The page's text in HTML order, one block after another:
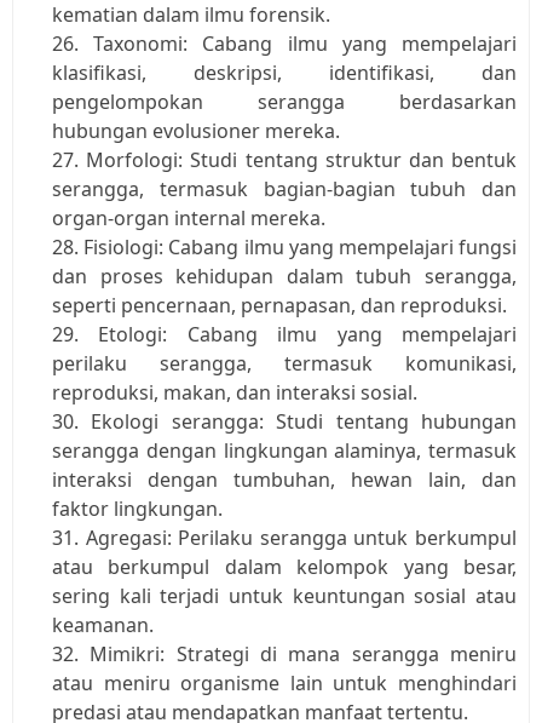
kematian dalam ilmu forensik.
Taxonomi: Cabang ilmu yang mempelajari
klasifikasi, deskripsi, identifikasi, dan
pengelompokan serangga berdasarkan
hubungan evolusioner mereka.
Morfologi: Studi tentang struktur dan bentuk
serangga, termasuk bagian-bagian tubuh dan
organ-organ internal mereka.
Fisiologi: Cabang ilmu yang mempelajari fungsi
dan proses kehidupan dalam tubuh serangga,
seperti pencernaan, pernapasan, dan reproduksi.
Etologi: Cabang ilmu yang mempelajari
perilaku serangga, termasuk komunikasi,
reproduksi, makan, dan interaksi sosial.
Ekologi serangga: Studi tentang hubungan
serangga dengan lingkungan alaminya, termasuk
interaksi dengan tumbuhan, hewan lain, dan
faktor lingkungan.
Agregasi: Perilaku serangga untuk berkumpul
atau berkumpul dalam kelompok yang besar,
sering kali terjadi untuk keuntungan sosial atau
keamanan.
Mimikri: Strategi di mana serangga meniru
atau meniru organisme lain untuk menghindari
predasi atau mendapatkan manfaat tertentu.